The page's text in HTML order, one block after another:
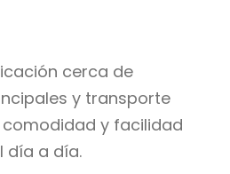
cerca de
y transporte
y facilidad
día a día.